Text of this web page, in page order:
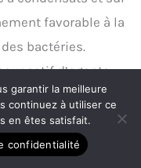
favorable à la
bactéries.
actif d’agents
documentées :
garantir la meilleure
continuez à utiliser ce
en êtes satisfait.
confidentialité